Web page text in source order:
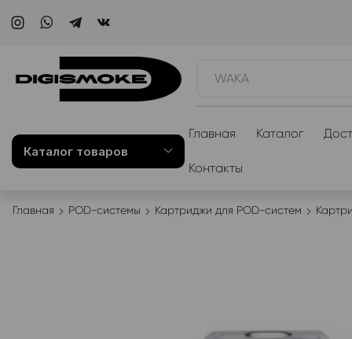
WAKA
Каталог товаров
Главная Каталог
Контакты
Главная POD-системы Картриджи для POD-систем